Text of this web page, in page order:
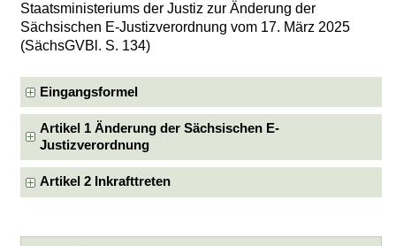
Staatsministeriums der Justiz zur Änderung der
Sächsischen E-Justizverordnung vom 17. März 2025
(SächsGVBl. S. 134)
Eingangsformel
Artikel 1 Änderung der Sächsischen E-
Justizverordnung
Artikel 2 Inkrafttreten